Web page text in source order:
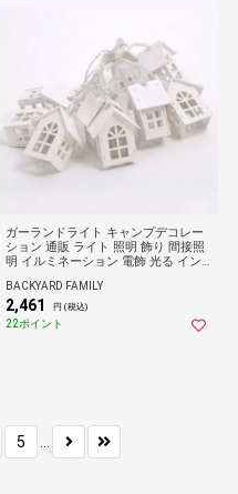
ガーランドライト キャンプデコレー
ション 通販 ライト 照明 飾り 間接照
明 イルミネーション 電飾 光る イン
ンド キャンプ HOUSE ハウス 部屋
アウトドア 可愛い かわいい 贈り物
ギフト インテリア雑貨
BACKYARD FAMILY
2,461 円 (税込)
22ポイント
5 ...